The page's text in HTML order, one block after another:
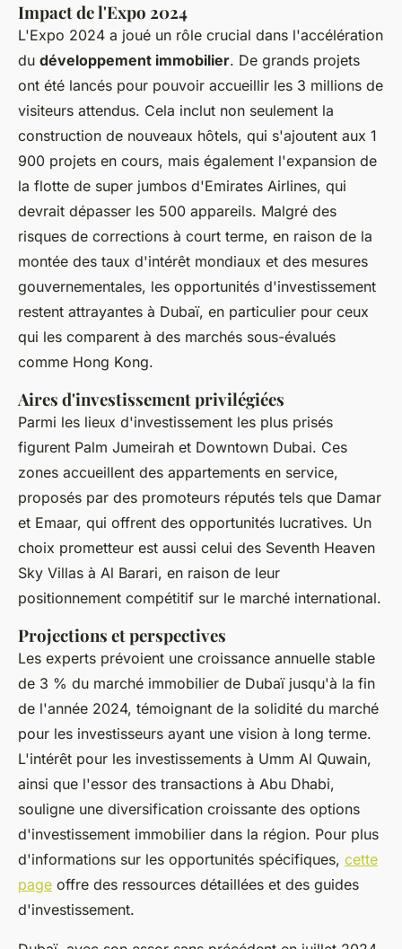
Impact de l'Expo 2024
L'Expo 2024 a joué un rôle crucial dans l'accélération
du développement immobilier. De grands projets
ont été lancés pour pouvoir accueillir les 3 millions de
visiteurs attendus. Cela inclut non seulement la
construction de nouveaux hôtels, qui s'ajoutent aux 1
900 projets en cours, mais également l'expansion de
la flotte de super jumbos d'Emirates Airlines, qui
devrait dépasser les 500 appareils. Malgré des
risques de corrections à court terme, en raison de la
montée des taux d'intérêt mondiaux et des mesures
gouvernementales, les opportunités d'investissement
restent attrayantes à Dubaï, en particulier pour ceux
qui les comparent à des marchés sous-évalués
comme Hong Kong.
Aires d'investissement privilégiées
Parmi les lieux d'investissement les plus prisés
figurent Palm Jumeirah et Downtown Dubai. Ces
zones accueillent des appartements en service,
proposés par des promoteurs réputés tels que Damar
et Emaar, qui offrent des opportunités lucratives. Un
choix prometteur est aussi celui des Seventh Heaven
Sky Villas à Al Barari, en raison de leur
positionnement compétitif sur le marché international.
Projections et perspectives
Les experts prévoient une croissance annuelle stable
de 3 % du marché immobilier de Dubaï jusqu'à la fin
de l'année 2024, témoignant de la solidité du marché
pour les investisseurs ayant une vision à long terme.
L'intérêt pour les investissements à Umm Al Quwain,
ainsi que l'essor des transactions à Abu Dhabi,
souligne une diversification croissante des options
d'investissement immobilier dans la région. Pour plus
d'informations sur les opportunités spécifiques, cette
page offre des ressources détaillées et des guides
d'investissement.